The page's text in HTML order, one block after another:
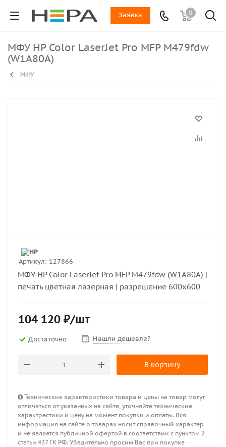
0
Заявка
МФУ HP Color LaserJet Pro MFP M479fdw
(W1A80A)
МФУ
Артикул: 127866
МФУ HP Color LaserJet Pro MFP M479fdw (W1A80A) |
печать цветная лазерная | разрешение 600x600
104 120 ₽/шт
Достаточно Нашли дешевле?
В корзину
Технические характеристики товара и цены на товар могут
отличаться от указанных на сайте, уточняйте технические
характрестики и цену на момент покупки и оплаты. Вся
информация на сайте о товарах носит справочный характер
и не является публичной офертой в соответствии с пунктом 2
статьи 437 ГК РФ. Убедительно просим Вас при покупке